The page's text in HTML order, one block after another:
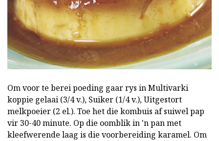
Om voor te berei poeding gaar rys in Multivarki
koppie gelaai (3/4 v.), Suiker (1/4 v.), Uitgestort
melkpoeier (2 el.). Toe het die kombuis af suiwel pap
vir 30-40 minute. Op die oomblik in 'n pan met
kleefwerende laag is die voorbereiding karamel. Om